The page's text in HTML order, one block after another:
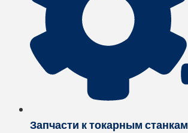
Запчасти к токарным станкам